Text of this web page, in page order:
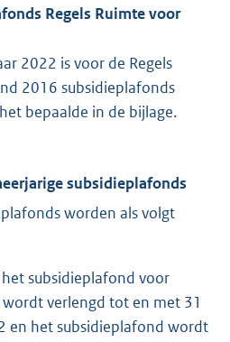
Regels Ruimte voor
2022 is voor de Regels
2016 subsidieplafonds
bepaalde in de bijlage.
subsidieplafonds
worden als volgt
subsidieplafond voor
verlengd tot en met 31
en het subsidieplafond wordt